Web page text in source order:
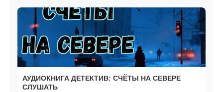
АУДИОКНИГА ДЕТЕКТИВ: СЧЁТЫ НА СЕВЕРЕ
СЛУШАТЬ